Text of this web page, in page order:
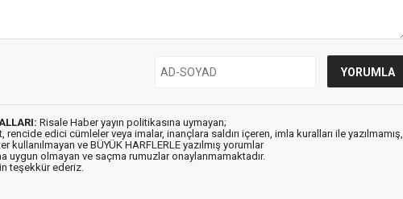
Risale Haber yayın politikasına uymayan;
rencide edici cümleler veya imalar, inançlara saldırı içeren, imla kuralları ile yazılmamış,
kullanılmayan ve BÜYÜK HARFLERLE yazılmış yorumlar
uygun olmayan ve saçma rumuzlar onaylanmamaktadır.
teşekkür ederiz.